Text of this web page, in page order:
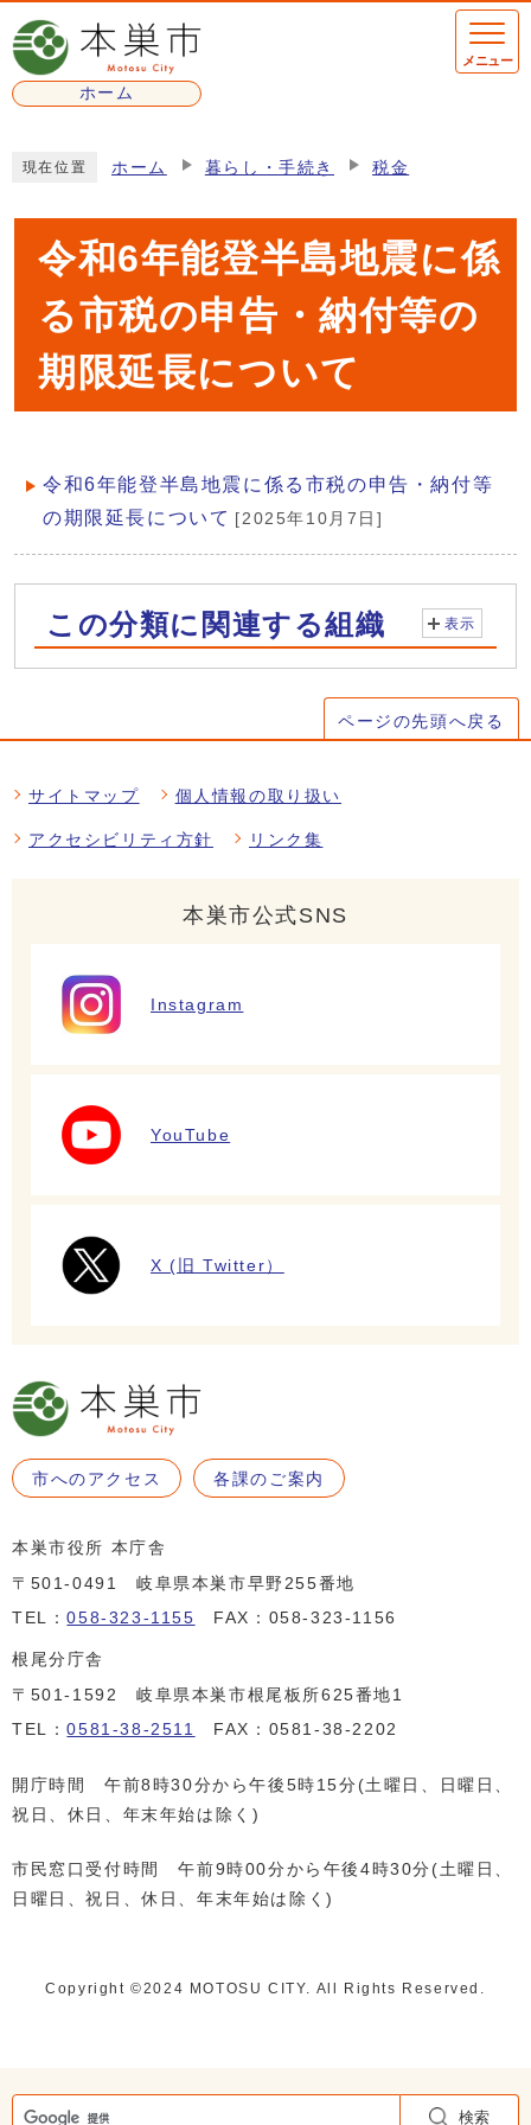
ページの先頭です
ホーム
検索
メニュー
現在位置 ホーム 暮らし・手続き 税金
令和6年能登半島地震に係
る市税の申告・納付等の
期限延長について
メインメニュー
令和6年能登半島地震に係る市税の申告・納付等
の期限延長について [2025年10月7日]
この分類に関連する組織 表示
ページの先頭へ戻る
サイトマップ 個人情報の取り扱い
アクセシビリティ方針 リンク集
本巣市公式SNS
Instagram
YouTube
X (旧 Twitter）
市へのアクセス 各課のご案内
本巣市役所 本庁舎
〒501-0491 岐阜県本巣市早野255番地
TEL：058-323-1155 FAX：058-323-1156
根尾分庁舎
〒501-1592 岐阜県本巣市根尾板所625番地1
TEL：0581-38-2511 FAX：0581-38-2202
開庁時間 午前8時30分から午後5時15分(土曜日、日曜日、
祝日、休日、年末年始は除く)
市民窓口受付時間 午前9時00分から午後4時30分(土曜日、
日曜日、祝日、休日、年末年始は除く)
Copyright ©️2024 MOTOSU CITY. All Rights Reserved.